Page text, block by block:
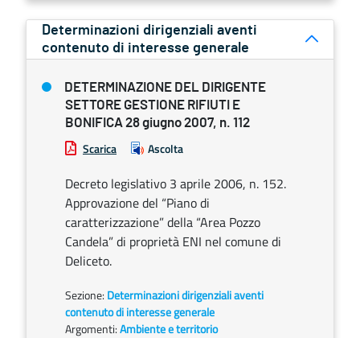
Determinazioni dirigenziali aventi
contenuto di interesse generale
DETERMINAZIONE DEL DIRIGENTE
SETTORE GESTIONE RIFIUTI E
BONIFICA 28 giugno 2007, n. 112
Scarica Ascolta
Decreto legislativo 3 aprile 2006, n. 152.
Approvazione del “Piano di
caratterizzazione” della “Area Pozzo
Candela” di proprietà ENI nel comune di
Deliceto.
Sezione: Determinazioni dirigenziali aventi
contenuto di interesse generale
Argomenti:Ambiente e territorio